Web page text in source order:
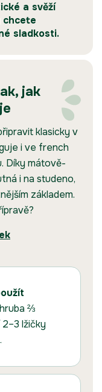
a svěží
chcete
sladkosti.
jak
klasicky v
i ve french
Díky mátově-
i na studeno,
základem.
⅔
lžičky